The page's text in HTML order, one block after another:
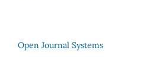
Open Journal Systems